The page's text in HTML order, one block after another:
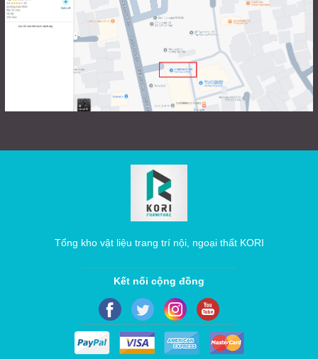
Tổng kho vật liệu trang trí nội, ngoại thất KORI
Kết nối cộng đồng